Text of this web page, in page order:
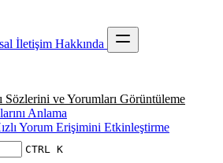
İletişim Hakkında
CTRL K
Sözlerini ve Yorumları Görüntüleme
Anlama
Yorum Erişimini Etkinleştirme